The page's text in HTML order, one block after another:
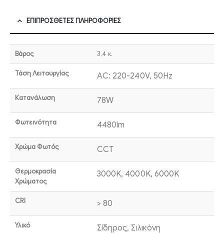
ΕΠΙΠΡΌΣΘΕΤΕΣ ΠΛΗΡΟΦΟΡΊΕΣ
Βάρος 3,4 κ.
Τάση Λειτουργίας AC: 220-240V, 50Hz
Κατανάλωση 78W
Φωτεινότητα 4480lm
Χρώμα Φωτός CCT
Θερμοκρασία
Χρώματος
3000K, 4000K, 6000K
CRI > 80
Υλικό Σίδηρος, Σιλικόνη